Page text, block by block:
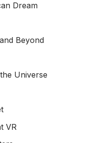
Dream
Beyond
Universe
VR